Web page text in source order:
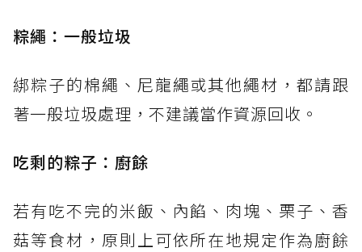
粽繩：一般垃圾
綁粽子的棉繩、尼龍繩或其他繩材，都請跟
著一般垃圾處理，不建議當作資源回收。
吃剩的粽子：廚餘
若有吃不完的米飯、內餡、肉塊、栗子、香
菇等食材，原則上可依所在地規定作為廚餘